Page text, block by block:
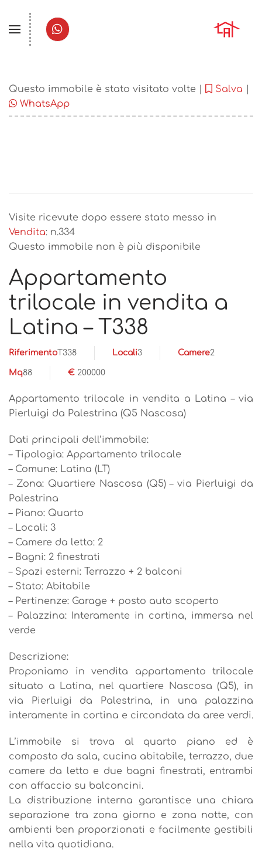
Questo immobile è stato visitato volte | Salva
WhatsApp
Visite ricevute dopo essere stato messo in
Vendita: n.334
Questo immobile non è più disponibile
Appartamento
trilocale in vendita a
Latina – T338
RiferimentoT338 Locali3 Camere2
Mq88 € 200000
Appartamento trilocale in vendita a Latina – via
Pierluigi da Palestrina (Q5 Nascosa)
Dati principali dell’immobile:
– Tipologia: Appartamento trilocale
– Comune: Latina (LT)
– Zona: Quartiere Nascosa (Q5) – via Pierluigi da
Palestrina
– Piano: Quarto
– Locali: 3
– Camere da letto: 2
– Bagni: 2 finestrati
– Spazi esterni: Terrazzo + 2 balconi
– Stato: Abitabile
– Pertinenze: Garage + posto auto scoperto
– Palazzina: Interamente in cortina, immersa nel
verde
Descrizione:
Proponiamo in vendita appartamento trilocale
situato a Latina, nel quartiere Nascosa (Q5), in
via Pierluigi da Palestrina, in una palazzina
interamente in cortina e circondata da aree verdi.
L’immobile si trova al quarto piano ed è
composto da sala, cucina abitabile, terrazzo, due
camere da letto e due bagni finestrati, entrambi
con affaccio su balconcini.
La distribuzione interna garantisce una chiara
separazione tra zona giorno e zona notte, con
ambienti ben proporzionati e facilmente gestibili
nella vita quotidiana.